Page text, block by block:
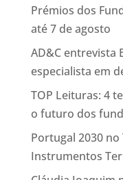
Prémios dos
até 7 de agosto
AD&C entrevista
especialista em
TOP Leituras: 4
o futuro dos
Portugal 2030
Instrumentos